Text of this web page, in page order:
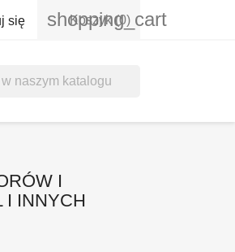
się shopping_cart
Koszyk (0)
I
I INNYCH